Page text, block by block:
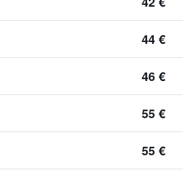
44 €
46 €
55 €
55 €